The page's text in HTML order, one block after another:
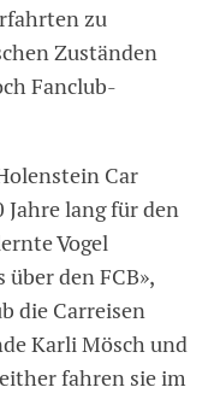
zu
Zuständen
Fanclub-
Car
Jahre lang für den
Vogel
den FCB»,
die Carreisen
Karli Mösch und
fahren sie im